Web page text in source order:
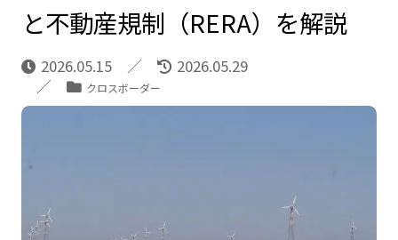
と不動産規制（RERA）を解説
2026.05.15 2026.05.29
クロスボーダー